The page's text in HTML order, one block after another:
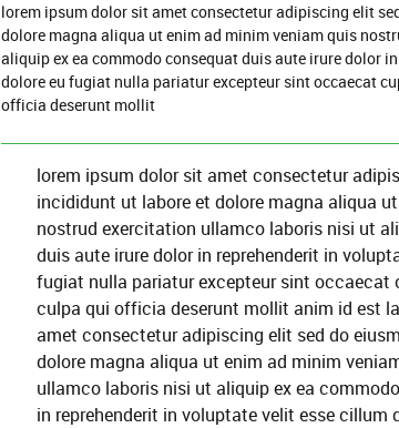
lorem ipsum dolor sit amet consectetur adipiscing elit
dolore magna aliqua ut enim ad minim veniam quis
aliquip ex ea commodo consequat duis aute irure dolor
dolore eu fugiat nulla pariatur excepteur sint occaecat
officia deserunt mollit
lorem ipsum dolor sit amet consectetur
incididunt ut labore et dolore magna aliqua
nostrud exercitation ullamco laboris nisi ut
duis aute irure dolor in reprehenderit in
fugiat nulla pariatur excepteur sint occaecat
culpa qui officia deserunt mollit anim id est
amet consectetur adipiscing elit sed do
dolore magna aliqua ut enim ad minim
ullamco laboris nisi ut aliquip ex ea
in reprehenderit in voluptate velit esse